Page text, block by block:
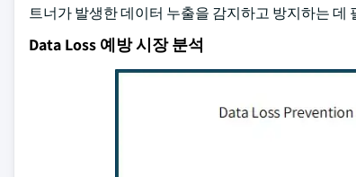
트너가 발생한 데이터 누출을 감지하고 방지하는
Data Loss 예방 시장 분석